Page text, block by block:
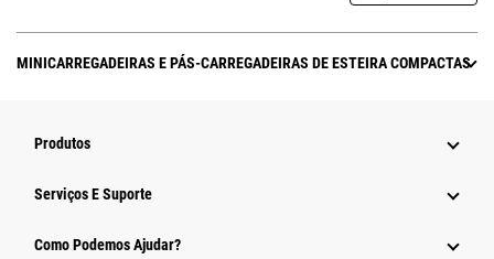
MINICARREGADEIRAS E PÁS-CARREGADEIRAS DE ESTEIRA COMPACTAS
Produtos
Serviços E Suporte
Como Podemos Ajudar?